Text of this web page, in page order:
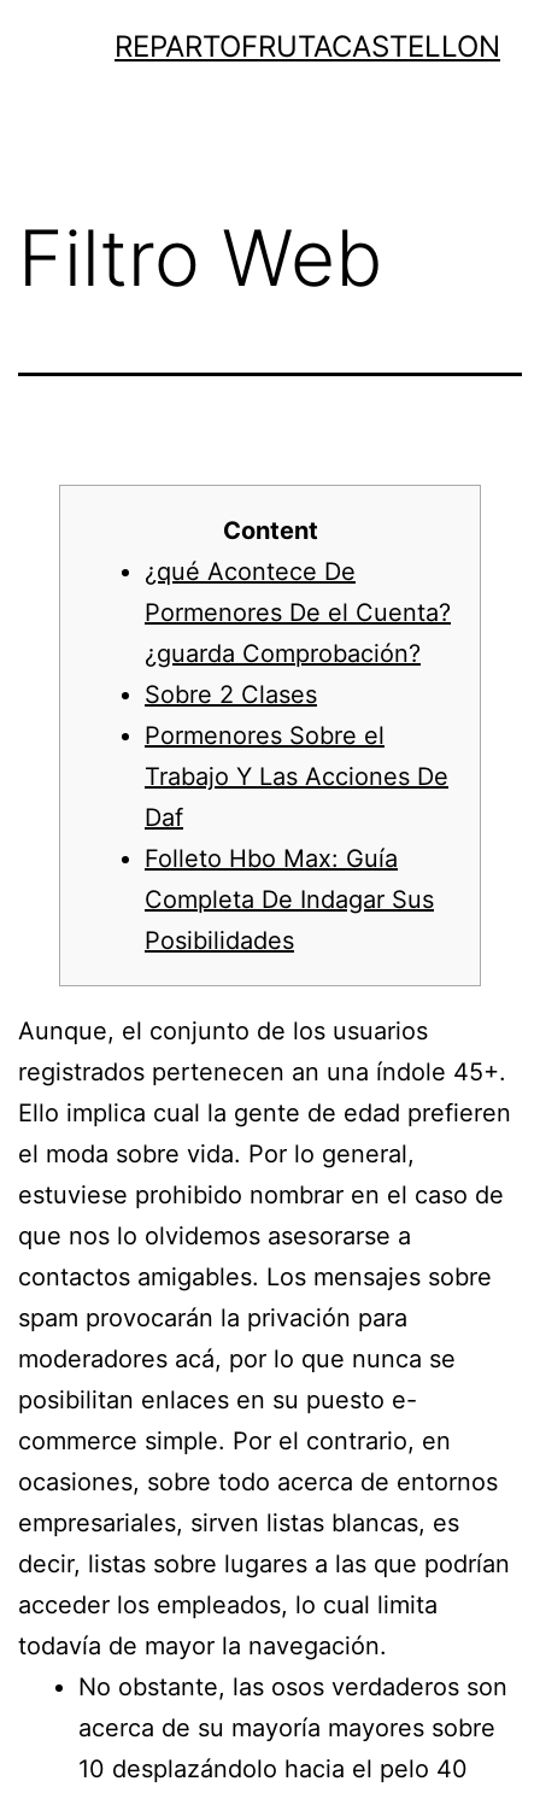
REPARTOFRUTACASTELLON
Filtro Web
Content
¿qué Acontece De
Pormenores De el Cuenta?
¿guarda Comprobación?
Sobre 2 Clases
Pormenores Sobre el
Trabajo Y Las Acciones De
Daf
Folleto Hbo Max: Guía
Completa De Indagar Sus
Posibilidades
Aunque, el conjunto de los usuarios
registrados pertenecen an una índole 45+.
Ello implica cual la gente de edad prefieren
el moda sobre vida. Por lo general,
estuviese prohibido nombrar en el caso de
que nos lo olvidemos asesorarse a
contactos amigables. Los mensajes sobre
spam provocarán la privación para
moderadores acá, por lo que nunca se
posibilitan enlaces en su puesto e-
commerce simple. Por el contrario, en
ocasiones, sobre todo acerca de entornos
empresariales, sirven listas blancas, es
decir, listas sobre lugares a las que podrían
acceder los empleados, lo cual limita
todavía de mayor la navegación.
No obstante, las osos verdaderos son
acerca de su mayoría mayores sobre
10 desplazándolo hacia el pelo 40